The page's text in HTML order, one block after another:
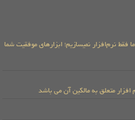
فقط نرم‌افزار نمیسازیم؛ ابزارهای موفقیت شما